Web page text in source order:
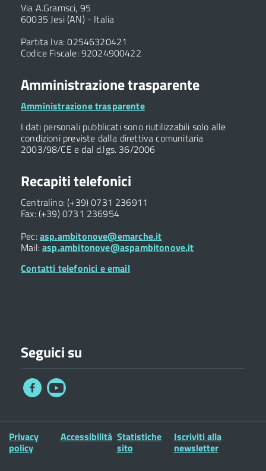
Via A.Gramsci, 95
60035 Jesi (AN) - Italia
Partita Iva: 02546320421
Codice Fiscale: 92024900422
Amministrazione trasparente
Amministrazione trasparente
I dati personali pubblicati sono riutilizzabili solo alle
condizioni previste dalla direttiva comunitaria
2003/98/CE e dal d.lgs. 36/2006
Recapiti telefonici
Centralino: (+39) 0731 236911
Fax: (+39) 0731 236954
Pec:asp.ambitonove@emarche.it
Mail:asp.ambitonove@aspambitonove.it
Contatti telefonici e email
Seguici su
Privacy
policy
Accessibilità Statistiche
sito
Iscriviti alla
newsletter